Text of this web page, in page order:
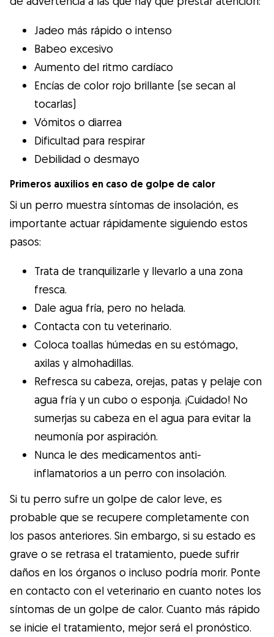
Jadeo más rápido o intenso
Babeo excesivo
Aumento del ritmo cardíaco
Encías de color rojo brillante (se secan al
tocarlas)
Vómitos o diarrea
Dificultad para respirar
Debilidad o desmayo
Primeros auxilios en caso de golpe de calor
Si un perro muestra síntomas de insolación, es
importante actuar rápidamente siguiendo estos
pasos:
Trata de tranquilizarle y llevarlo a una zona
fresca.
Dale agua fría, pero no helada.
Contacta con tu veterinario.
Coloca toallas húmedas en su estómago,
axilas y almohadillas.
Refresca su cabeza, orejas, patas y pelaje con
agua fría y un cubo o esponja. ¡Cuidado! No
sumerjas su cabeza en el agua para evitar la
neumonía por aspiración.
Nunca le des medicamentos anti-
inflamatorios a un perro con insolación.
Si tu perro sufre un golpe de calor leve, es
probable que se recupere completamente con
los pasos anteriores. Sin embargo, si su estado es
grave o se retrasa el tratamiento, puede sufrir
daños en los órganos o incluso podría morir. Ponte
en contacto con el veterinario en cuanto notes los
síntomas de un golpe de calor. Cuanto más rápido
se inicie el tratamiento, mejor será el pronóstico.